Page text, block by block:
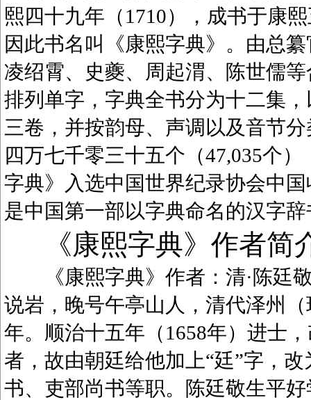
熙四十九年（1710），成书于康
因此书名叫《康熙字典》。由总
凌绍霄、史夔、周起渭、陈世儒
排列单字，字典全书分为十二集
三卷，并按韵母、声调以及音节
四万七千零三十五个（47,035个
字典》入选中国世界纪录协会中
是中国第一部以字典命名的汉字辞
《康熙字典》作者简
《康熙字典》作者：清·陈廷敬
说岩，晚号午亭山人，清代泽州
年。顺治十五年（1658年）进士
者，故由朝廷给他加上“廷”字，
书、吏部尚书等职。陈廷敬生平